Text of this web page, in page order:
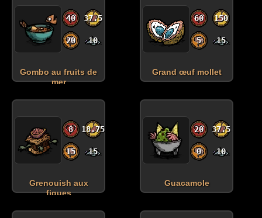
40 37.5
20 10
Gombo au fruits de
mer
60 150
5 15
Grand œuf mollet
8 18.75
15 15
Grenouish aux
figues
20 37.5
0 10
Guacamole
Santé:
Temps de
péremption: